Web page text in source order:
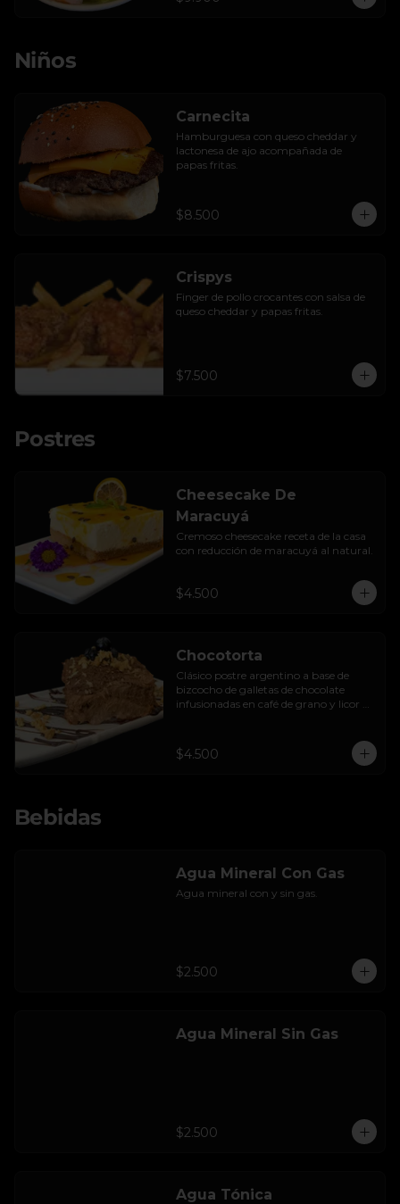
Niños
Carnecita
Hamburguesa con queso cheddar y
lactonesa de ajo acompañada de
papas fritas.
$8.500
Crispys
Finger de pollo crocantes con salsa de
queso cheddar y papas fritas.
$7.500
Postres
Cheesecake De
Maracuyá
Cremoso cheesecake receta de la casa
con reducción de maracuyá al natural.
$4.500
Chocotorta
Clásico postre argentino a base de
bizcocho de galletas de chocolate
infusionadas en café de grano y licor de
$4.500
Bebidas
Agua Mineral Con Gas
Agua mineral con y sin gas.
$2.500
Agua Mineral Sin Gas
$2.500
Agua Tónica